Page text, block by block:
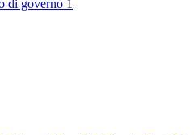
di governo 1